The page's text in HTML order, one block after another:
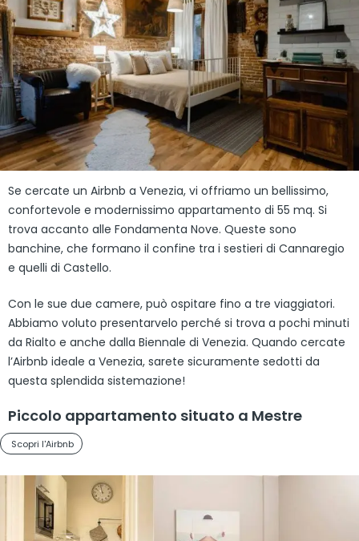
Se cercate un Airbnb a Venezia, vi offriamo un bellissimo,
confortevole e modernissimo appartamento di 55 mq. Si
trova accanto alle Fondamenta Nove. Queste sono
banchine, che formano il confine tra i sestieri di Cannaregio
e quelli di Castello.
Con le sue due camere, può ospitare fino a tre viaggiatori.
Abbiamo voluto presentarvelo perché si trova a pochi minuti
da Rialto e anche dalla Biennale di Venezia. Quando cercate
l’Airbnb ideale a Venezia, sarete sicuramente sedotti da
questa splendida sistemazione!
Piccolo appartamento situato a Mestre
Scopri l'Airbnb